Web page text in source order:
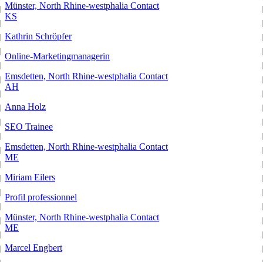
Münster, North Rhine-westphalia Contact
KS
Kathrin Schröpfer
Online-Marketingmanagerin
Emsdetten, North Rhine-westphalia Contact
AH
Anna Holz
SEO Trainee
Emsdetten, North Rhine-westphalia Contact
ME
Miriam Eilers
Profil professionnel
Münster, North Rhine-westphalia Contact
ME
Marcel Engbert